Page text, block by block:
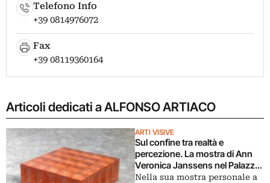
Telefono Info
+39 0814976072
Fax
+39 08119360164
Articoli dedicati a ALFONSO ARTIACO
ARTI VISIVE
Sul confine tra realtà e
percezione. La mostra di Ann
Veronica Janssens nel Palazzo
Partanna di Napoli
Nella sua mostra personale a